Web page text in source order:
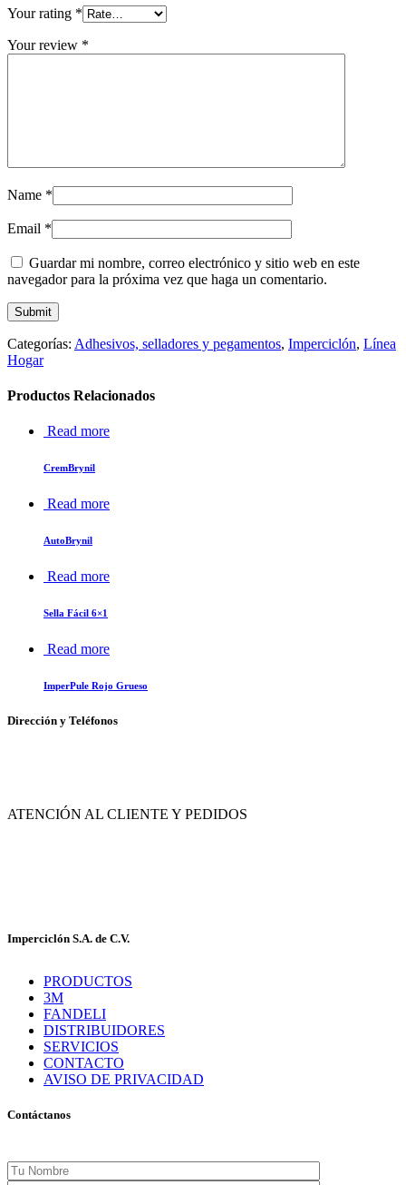
Your rating *
Your review *
Name *
Email *
Guardar mi nombre, correo electrónico y sitio web en este
navegador para la próxima vez que haga un comentario.
Categorías: Adhesivos, selladores y pegamentos, Imperciclón, Línea
Hogar
Productos Relacionados
Read more
CremBrynil
Read more
AutoBrynil
Read more
Sella Fácil 6×1
Read more
ImperPule Rojo Grueso
Dirección y Teléfonos
ATENCIÓN AL CLIENTE Y PEDIDOS
Imperciclón S.A. de C.V.
PRODUCTOS
3M
FANDELI
DISTRIBUIDORES
SERVICIOS
CONTACTO
AVISO DE PRIVACIDAD
Contáctanos